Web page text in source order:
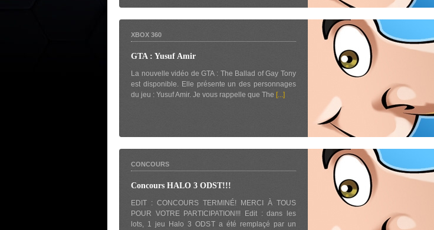
XBOX 360
GTA : Yusuf Amir
La nouvelle vidéo de GTA : The Ballad of Gay Tony
est disponible. Elle présente un des personnages
du jeu : Yusuf Amir. Je vous rappelle que The [...]
CONCOURS
Concours HALO 3 ODST!!!
EDIT : CONCOURS TERMINÉ! MERCI À TOUS
POUR VOTRE PARTICIPATION!!! Edit : dans les
lots, 1 jeu Halo 3 ODST a été remplaçé par un